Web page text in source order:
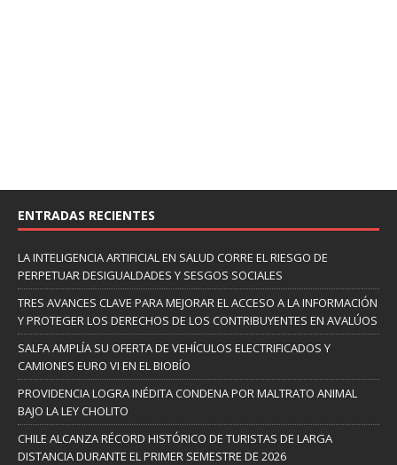
ENTRADAS RECIENTES
LA INTELIGENCIA ARTIFICIAL EN SALUD CORRE EL RIESGO DE
PERPETUAR DESIGUALDADES Y SESGOS SOCIALES
TRES AVANCES CLAVE PARA MEJORAR EL ACCESO A LA INFORMACIÓN
Y PROTEGER LOS DERECHOS DE LOS CONTRIBUYENTES EN AVALÚOS
SALFA AMPLÍA SU OFERTA DE VEHÍCULOS ELECTRIFICADOS Y
CAMIONES EURO VI EN EL BIOBÍO
PROVIDENCIA LOGRA INÉDITA CONDENA POR MALTRATO ANIMAL
BAJO LA LEY CHOLITO
CHILE ALCANZA RÉCORD HISTÓRICO DE TURISTAS DE LARGA
DISTANCIA DURANTE EL PRIMER SEMESTRE DE 2026